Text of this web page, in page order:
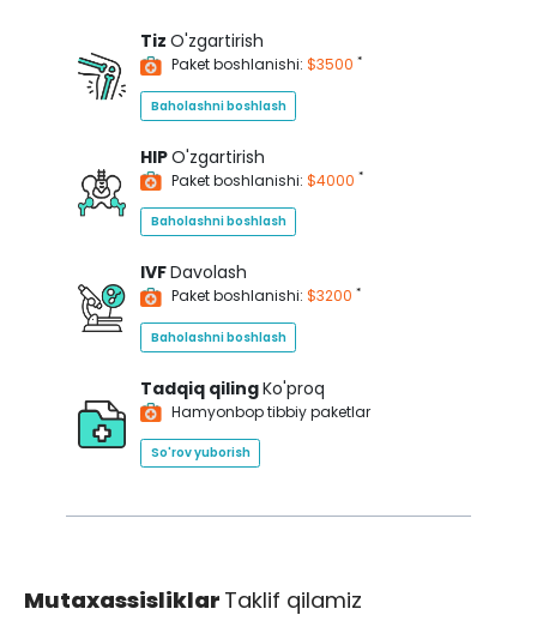
Tiz O'zgartirish
Paket boshlanishi: $3500 *
Baholashni boshlash
HIPO'zgartirish
Paket boshlanishi: $4000 *
Baholashni boshlash
IVFDavolash
Paket boshlanishi: $3200 *
Baholashni boshlash
Tadqiq qilingKo'proq
Hamyonbop tibbiy paketlar
So'rov yuborish
Mutaxassisliklar Taklif qilamiz